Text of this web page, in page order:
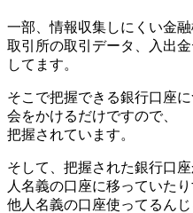
一部、情報収集しにくい金融
取引所の取引データ、入出
してます。
そこで把握できる銀行口座
会をかけるだけですので、
把握されています。
そして、把握された銀行口
人名義の口座に移っていたり
他人名義の口座使ってるん